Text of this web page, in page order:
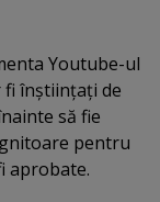
Youtube-ul
fi înştiinţaţi de
să fie
pentru
aprobate.